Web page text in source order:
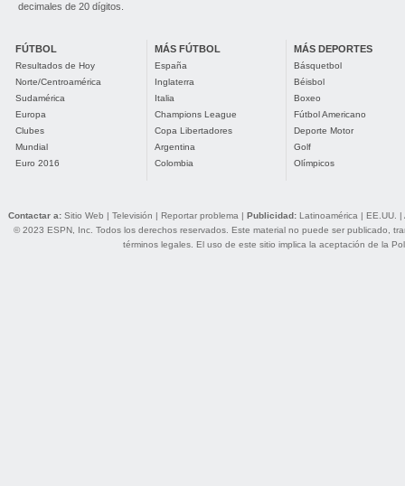
decimales de 20 dígitos.
FÚTBOL
Resultados de Hoy
Norte/Centroamérica
Sudamérica
Europa
Clubes
Mundial
Euro 2016
MÁS FÚTBOL
España
Inglaterra
Italia
Champions League
Copa Libertadores
Argentina
Colombia
MÁS DEPORTES
Básquetbol
Béisbol
Boxeo
Fútbol Americano
Deporte Motor
Golf
Olímpicos
Contactar a: Sitio Web | Televisión | Reportar problema | Publicidad: Latinoamérica | EE.UU. |
© 2023 ESPN, Inc. Todos los derechos reservados. Este material no puede ser publicado,
términos legales. El uso de este sitio implica la aceptación de la